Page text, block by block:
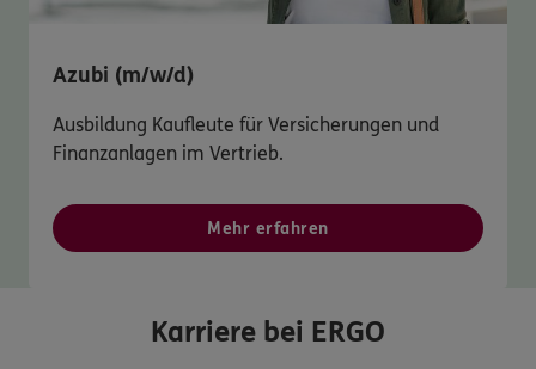
Azubi (m/w/d)
Ausbildung Kaufleute für Versicherungen und
Finanzanlagen im Vertrieb.
Mehr erfahren
Karriere bei ERGO